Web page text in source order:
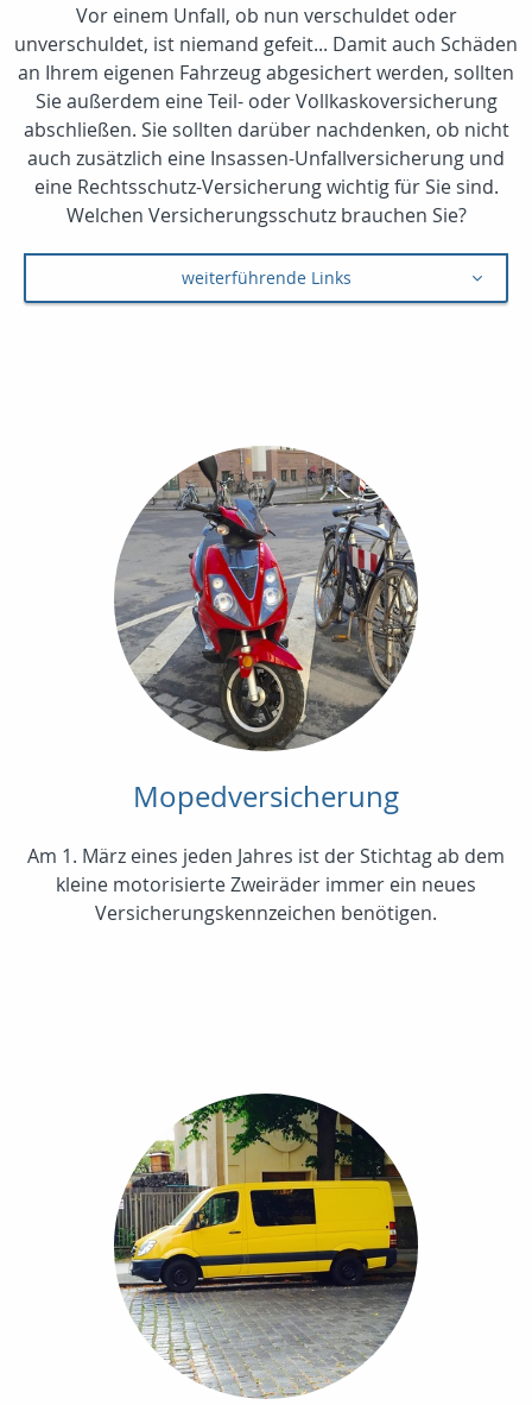
Vor einem Unfall, ob nun verschuldet oder
unverschuldet, ist niemand gefeit... Damit auch Schäden
an Ihrem eigenen Fahrzeug abgesichert werden, sollten
Sie außerdem eine Teil- oder Vollkaskoversicherung
abschließen. Sie sollten darüber nachdenken, ob nicht
auch zusätzlich eine Insassen-Unfallversicherung und
eine Rechtsschutz-Versicherung wichtig für Sie sind.
Welchen Versicherungsschutz brauchen Sie?
weiterführende Links
Mopedversicherung
Am 1. März eines jeden Jahres ist der Stichtag ab dem
kleine motorisierte Zweiräder immer ein neues
Versicherungskennzeichen benötigen.